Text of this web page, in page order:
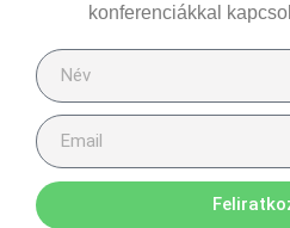
konferenciákkal